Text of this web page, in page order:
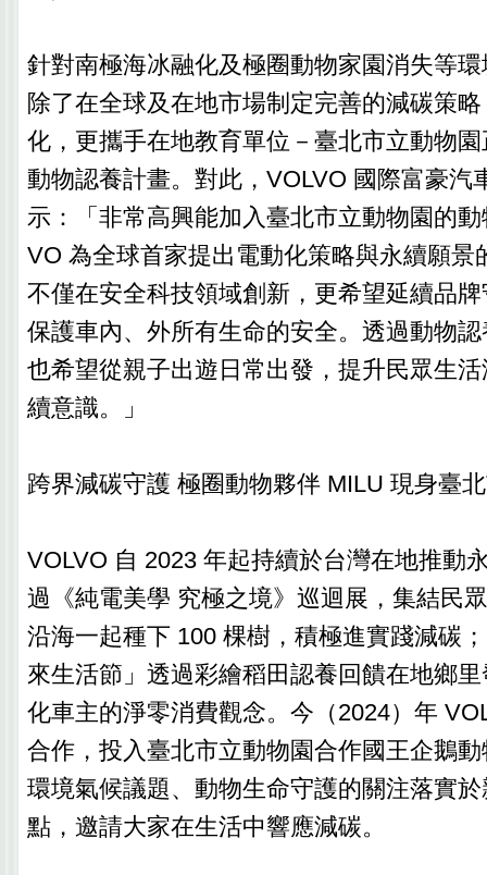
針對南極海冰融化及極圈動物家園消失等
除了在全球及在地市場制定完善的減碳策
化，更攜手在地教育單位－臺北市立動物
動物認養計畫。對此，VOLVO 國際富豪汽
示：「非常高興能加入臺北市立動物園的
VO 為全球首家提出電動化策略與永續願景
不僅在安全科技領域創新，更希望延續品
保護車內、外所有生命的安全。透過動物
也希望從親子出遊日常出發，提升民眾生
續意識。」
跨界減碳守護 極圈動物夥伴 MILU 現身臺
VOLVO 自 2023 年起持續於台灣在地推動
過《純電美學 究極之境》巡迴展，集結民
沿海一起種下 100 棵樹，積極進實踐減碳
來生活節」透過彩繪稻田認養回饋在地鄉
化車主的淨零消費觀念。今（2024）年
合作，投入臺北市立動物園合作國王企鵝
環境氣候議題、動物生命守護的關注落實
點，邀請大家在生活中響應減碳。